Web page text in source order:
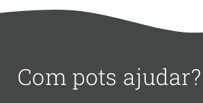
Com pots ajudar?